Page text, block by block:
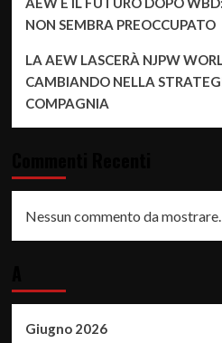
NON SEMBRA PREOCCUPATO
LA AEW LASCERÀ NJPW
CAMBIANDO NELLA
COMPAGNIA
Nessun commento da mostrare.
Giugno 2026